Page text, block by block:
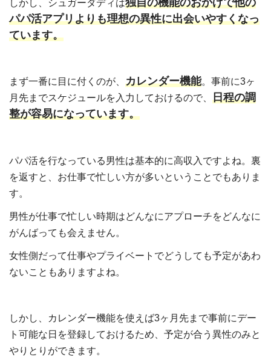
しかし、シュガーダディは
パパ活アプリよりも理想の異性に出会いやすくなっ
ています。
まず一番に目に付くのが、 カレンダー機能。事前に3ヶ
月先までスケジュールを入力しておけるので、 日程の調
整が容易になっています。
パパ活を行なっている男性は基本的に高収入ですよね。裏
を返すと、お仕事で忙しい方が多いということでもありま
す。
男性が仕事で忙しい時期はどんなにアプローチをどんなに
がんばっても会えません。
女性側だって仕事やプライベートでどうしても予定があわ
ないこともありますよね。
しかし、カレンダー機能を使えば3ヶ月先まで事前にデー
ト可能な日を登録しておけるため、予定が合う異性のみと
やりとりができます。